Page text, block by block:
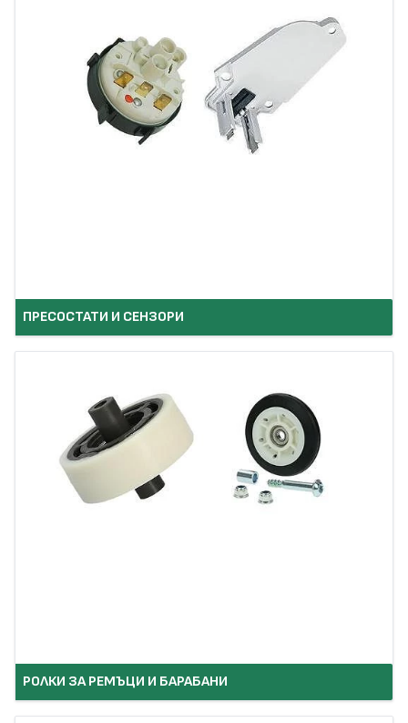
ПРЕСОСТАТИ И СЕНЗОРИ
РОЛКИ ЗА РЕМЪЦИ И БАРАБАНИ